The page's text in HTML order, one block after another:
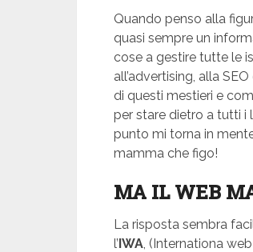
Quando penso alla
quasi sempre un
cose a gestire tutte le
all’advertising, alla
di questi mestieri e
per stare dietro a tutti i
punto mi torna in
mamma che figo!
MA IL WEB
La risposta sembra
l’IWA, (Internationa